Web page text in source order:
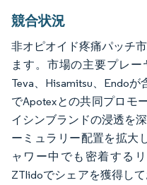
競合状況
非オピオイド疼痛パッチ
ます。市場の主要プレー
Teva、Hisamitsu、Endo
でApotexとの共同プロモ
イシンブランドの浸透を
ーミュラリー配置を拡大
ャワー中でも密着する
ZTlidoでシェアを獲得し